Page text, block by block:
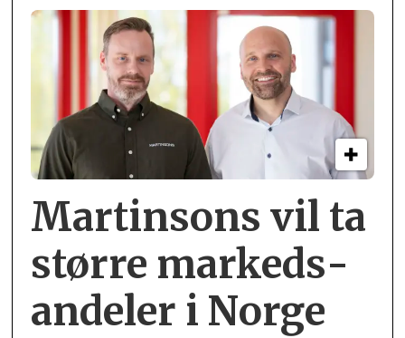
Martinsons vil ta
større markeds­
andeler i Norge